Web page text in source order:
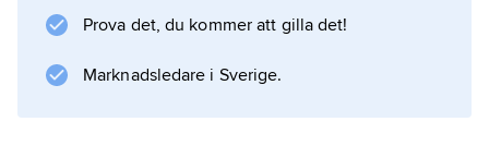
senare tid har
Prova det, du kommer att gilla det!
Marknadsledare i Sverige.